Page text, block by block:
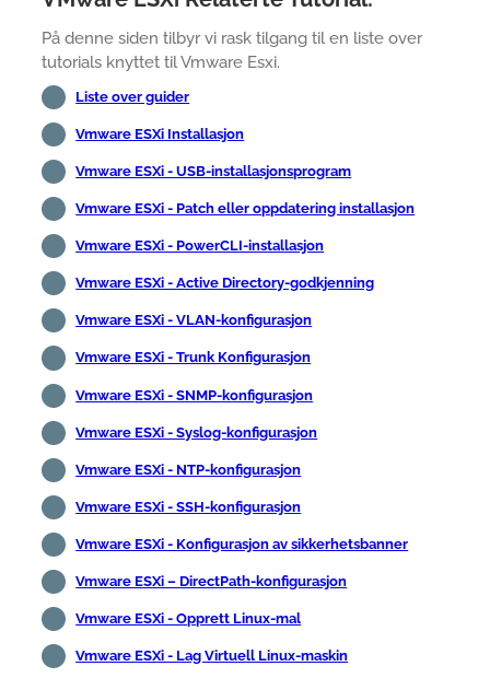
På denne siden tilbyr vi rask tilgang til en liste over
tutorials knyttet til Vmware Esxi.
Liste over guider
Vmware ESXi Installasjon
Vmware ESXi - USB-installasjonsprogram
Vmware ESXi - Patch eller oppdatering installasjon
Vmware ESXi - PowerCLI-installasjon
Vmware ESXi - Active Directory-godkjenning
Vmware ESXi - VLAN-konfigurasjon
Vmware ESXi - Trunk Konfigurasjon
Vmware ESXi - SNMP-konfigurasjon
Vmware ESXi - Syslog-konfigurasjon
Vmware ESXi - NTP-konfigurasjon
Vmware ESXi - SSH-konfigurasjon
Vmware ESXi - Konfigurasjon av sikkerhetsbanner
Vmware ESXi – DirectPath-konfigurasjon
Vmware ESXi - Opprett Linux-mal
Vmware ESXi - Lag Virtuell Linux-maskin